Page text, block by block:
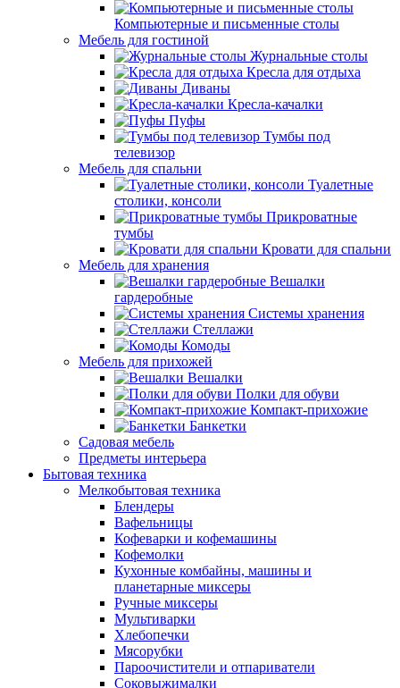
Компьютерные и письменные столы
Мебель для гостиной
Журнальные столы
Кресла для отдыха
Диваны
Кресла-качалки
Пуфы
Тумбы под
телевизор
Мебель для спальни
Туалетные
столики, консоли
Прикроватные
тумбы
Кровати для спальни
Мебель для хранения
Вешалки
гардеробные
Системы хранения
Стеллажи
Комоды
Мебель для прихожей
Вешалки
Полки для обуви
Компакт-прихожие
Банкетки
Садовая мебель
Предметы интерьера
Бытовая техника
Мелкобытовая техника
Блендеры
Вафельницы
Кофеварки и кофемашины
Кофемолки
Кухонные комбайны, машины и
планетарные миксеры
Ручные миксеры
Мультиварки
Хлебопечки
Мясорубки
Пароочистители и отпариватели
Соковыжималки